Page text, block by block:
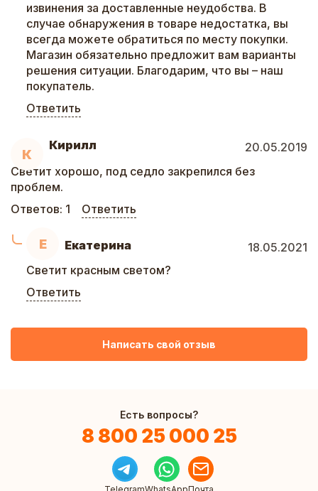
извинения за доставленные неудобства. В
случае обнаружения в товаре недостатка, вы
всегда можете обратиться по месту покупки.
Магазин обязательно предложит вам варианты
решения ситуации. Благодарим, что вы – наш
покупатель.
Ответить
К
Кирилл
20.05.2019
Светит хорошо, под седло закрепился без
проблем.
Ответов: 1 Ответить
Е Екатерина
18.05.2021
Светит красным светом?
Ответить
Написать свой отзыв
Есть вопросы?
8 800 25 000 25